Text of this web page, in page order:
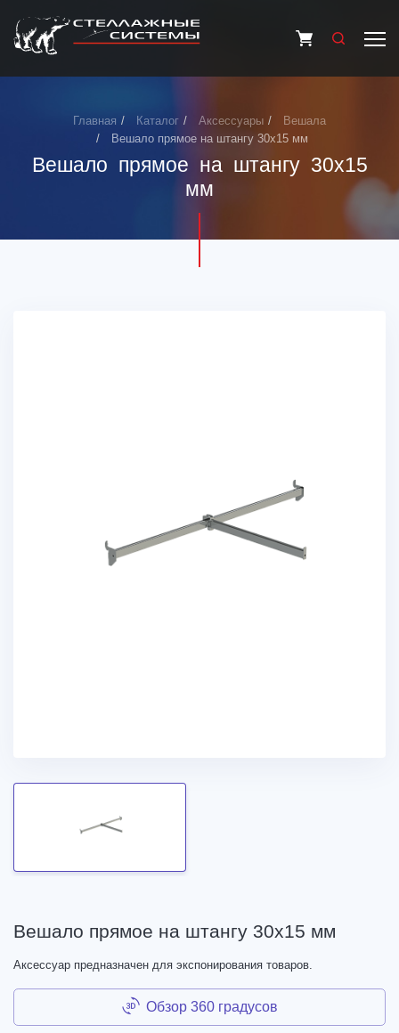
Главная Каталог Аксессуары
Вешала
Вешало прямое на штангу 30х15 мм
Вешало прямое на штангу 30х15
мм
Вешало прямое на штангу 30х15 мм
Аксессуар предназначен для экспонирования товаров.
Обзор 360 градусов